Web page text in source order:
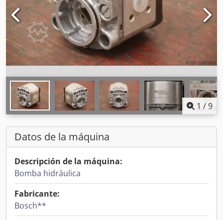
1 /9
Datos de la máquina
Descripción de la máquina:
Bomba hidráulica
Fabricante:
Bosch**